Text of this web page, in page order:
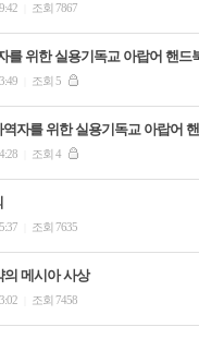
조회 7867
를 위한 실용기독교 아랍어 핸드
조회 5
역자를 위한 실용기독교 아랍어
조회 4
조회 7635
의 메시아 사상
조회 7458